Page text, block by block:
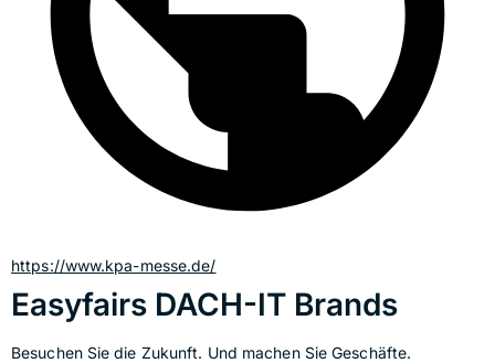
https://www.kpa-messe.de/
Easyfairs DACH-IT Brands
Besuchen Sie die Zukunft. Und machen Sie Geschäfte.